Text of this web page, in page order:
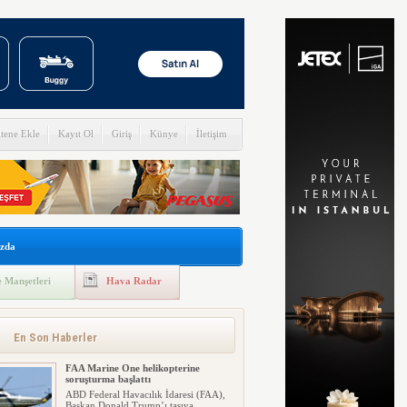
Ekle Kayıt Ol Giriş Künye İletişim
Manşetleri Hava Radar
En Son Haberler
FAA Marine One helikopterine
soruşturma başlattı
ABD Federal Havacılık İdaresi (FAA),